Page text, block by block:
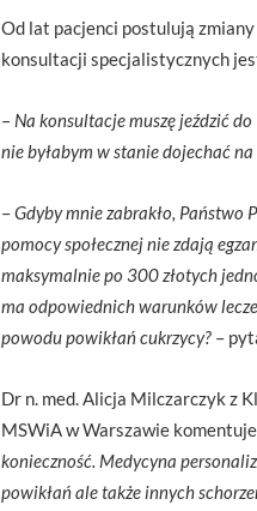
Od lat pacjenci postulują
konsultacji specjalistycznych
– Na konsultacje muszę jeździć
nie byłabym w stanie dojechać
–Gdyby mnie zabrakło, Państwo
pomocy społecznej nie zdają
maksymalnie po 300 złotych
ma odpowiednich warunków
powodu powikłań cukrzycy? –
Dr n. med. Alicja Milczarczyk z
MSWiA w Warszawie
konieczność. Medycyna
powikłań ale także innych